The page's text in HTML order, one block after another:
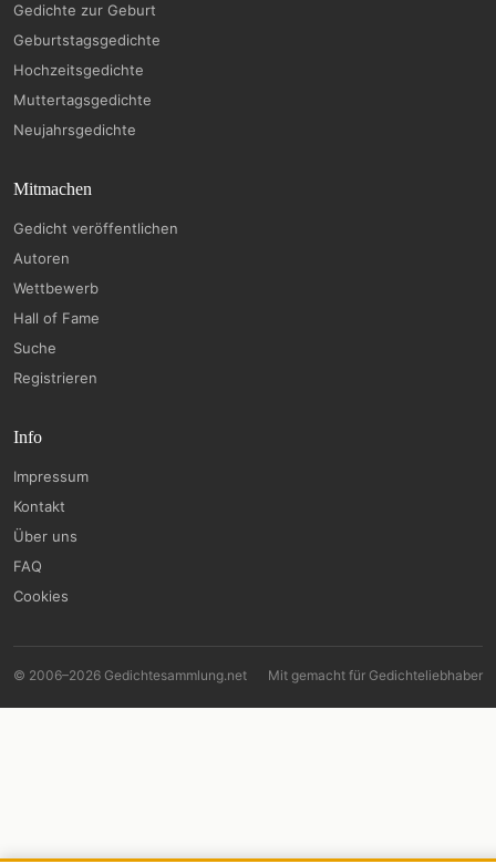
Gedichte zur Geburt
Geburtstagsgedichte
Hochzeitsgedichte
Muttertagsgedichte
Neujahrsgedichte
Mitmachen
Gedicht veröffentlichen
Autoren
Wettbewerb
Hall of Fame
Suche
Registrieren
Info
Impressum
Kontakt
Über uns
FAQ
Cookies
© 2006–2026 Gedichtesammlung.net Mit gemacht für Gedichteliebhaber